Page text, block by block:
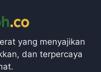
yang menyajikan
dan terpercaya